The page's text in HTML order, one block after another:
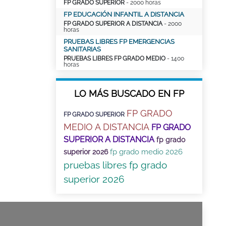
FP GRADO SUPERIOR - 2000 horas
FP EDUCACIÓN INFANTIL A DISTANCIA
FP GRADO SUPERIOR A DISTANCIA- 2000
horas
PRUEBAS LIBRES FP EMERGENCIAS
SANITARIAS
PRUEBAS LIBRES FP GRADO MEDIO - 1400
horas
LO MÁS BUSCADO EN FP
FP GRADO SUPERIOR FP GRADO
MEDIO A DISTANCIA FP GRADO
SUPERIOR A DISTANCIA fp grado
superior 2026 fp grado medio 2026
pruebas libres fp grado
superior 2026